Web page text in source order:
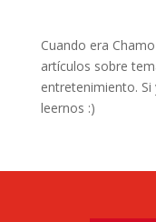
Cuando era
artículos sobre
entretenimiento.
leernos :)